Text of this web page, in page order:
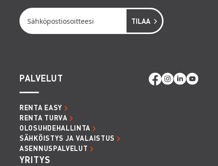
PALVELUT
RENTA EASY
RENTA TURVA
OLOSUHDEHALLINTA
SÄHKÖISTYS JA VALAISTUS
ASENNUSPALVELUT
YRITYS